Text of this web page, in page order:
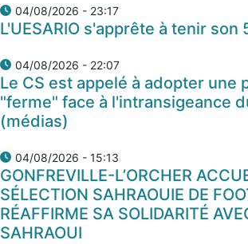
04/08/2026 - 23:17
L'UESARIO s'apprête à tenir son
04/08/2026 - 22:07
Le CS est appelé à adopter une
"ferme" face à l'intransigeance
(médias)
04/08/2026 - 15:13
GONFREVILLE-L’ORCHER
SÉLECTION SAHRAOUIE DE
RÉAFFIRME SA SOLIDARITÉ
SAHRAOUI